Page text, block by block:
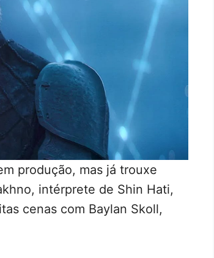
produção, mas já trouxe
intérprete de Shin Hati,
cenas com Baylan Skoll,